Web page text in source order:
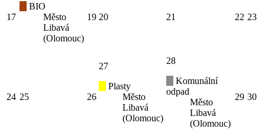
17
BIO
Město
Libavá
(Olomouc)
19 20 21 22 23
24 25 26
27
Plasty
Město
Libavá
(Olomouc)
28
Komunální
odpad
Město
Libavá
(Olomouc)
29 30